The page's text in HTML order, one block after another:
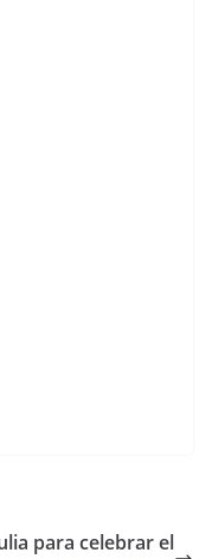
para celebrar el